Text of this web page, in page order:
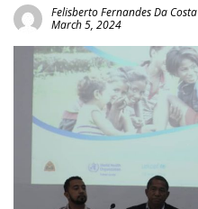
Felisberto Fernandes Da Costa
March 5, 2024